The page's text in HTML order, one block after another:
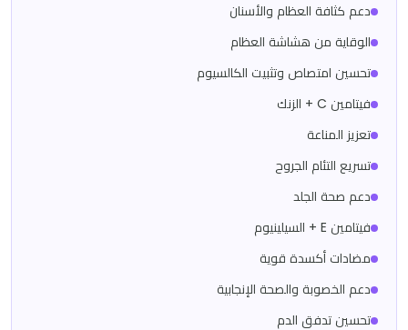
دعم كثافة العظام والأسنان
الوقاية من هشاشة العظام
تحسين امتصاص وتثبيت الكالسيوم
فيتامين C + الزنك
تعزيز المناعة
تسريع التئام الجروح
دعم صحة الجلد
فيتامين E + السيلينيوم
مضادات أكسدة قوية
دعم الخصوبة والصحة الإنجابية
تحسين تدفق الدم